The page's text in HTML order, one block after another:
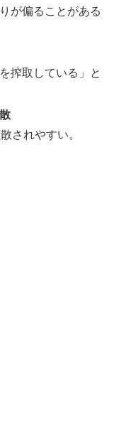
が偏ることがある
搾取している」と
されやすい。